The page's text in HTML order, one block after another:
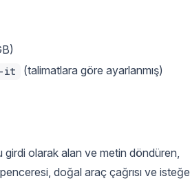
it (talimatlara göre ayarlanmış)
olarak alan ve metin döndüren,
doğal araç çağrısı ve isteğe